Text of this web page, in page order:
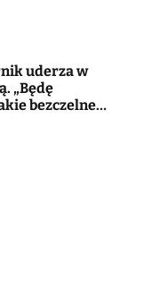
uderza w
„Będę
bezczelne